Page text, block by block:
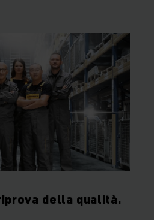
della qualità.